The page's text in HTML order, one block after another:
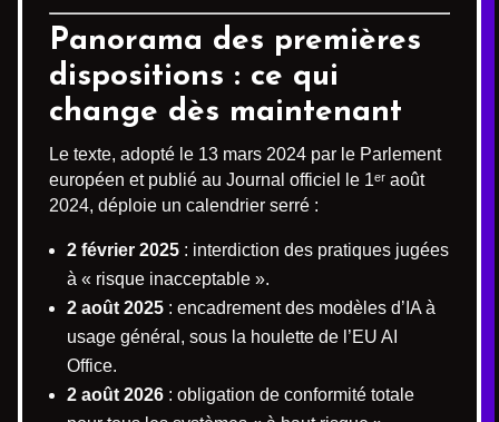
Panorama des premières
dispositions : ce qui
change dès maintenant
Le texte, adopté le 13 mars 2024 par le Parlement
européen et publié au Journal officiel le 1ᵉʳ août
2024, déploie un calendrier serré :
2 février 2025 : interdiction des pratiques jugées
à « risque inacceptable ».
2 août 2025 : encadrement des modèles d’IA à
usage général, sous la houlette de l’EU AI
Office.
2 août 2026 : obligation de conformité totale